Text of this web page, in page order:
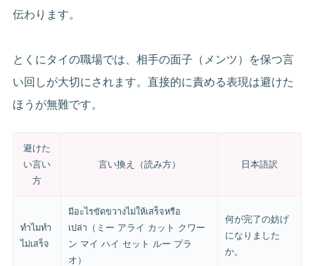
伝わります。
とくにタイの職場では、相手の面子（メンツ）を保つ言
い回しが大切にされます。直接的に責める表現は避けた
ほうが無難です。
避けた
い言い
方
言い換え（読み方） 日本語訳
ทำไมทำ
ไม่เสร็จ
มีอะไรขัดขวางไม่ให้เสร็จหรือ
เปล่า（ミー アライ カット クワー
ン マイ ハイ セット ルー プラ
オ）
何が完了の妨げ
になりました
か。